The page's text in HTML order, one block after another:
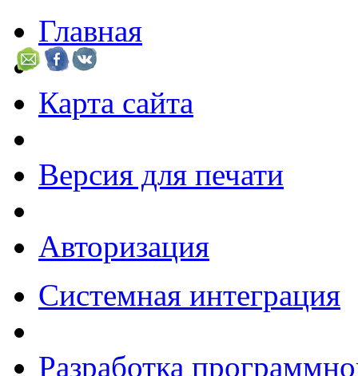
Главная
Карта сайта
Версия для печати
Авторизация
Системная интеграция
Разработка